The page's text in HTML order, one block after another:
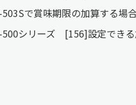
503Sで賞味期限の加算する場
500シリーズ [156]設定でき